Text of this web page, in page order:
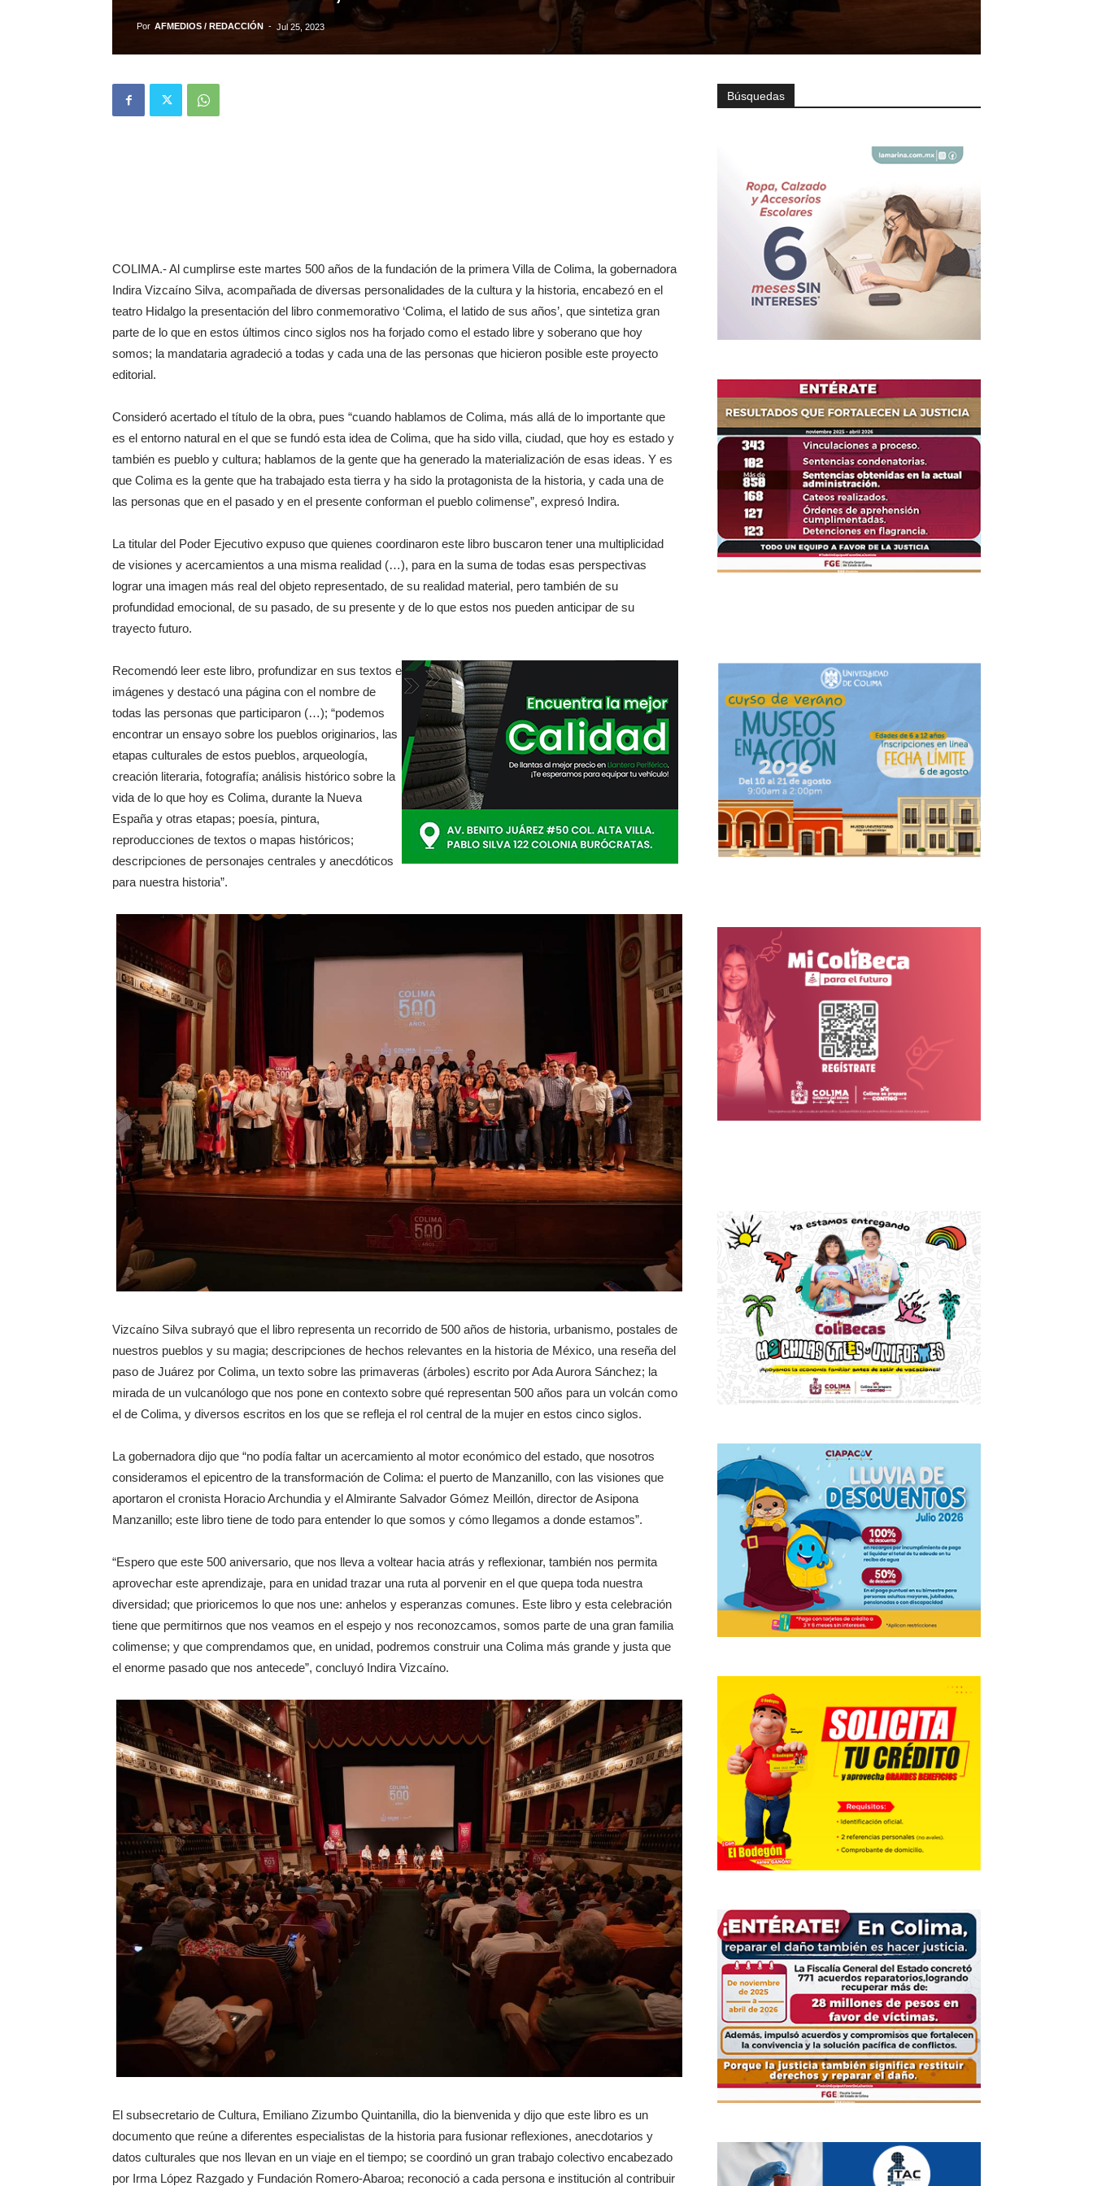
Por AFMEDIOS / REDACCIÓN - Jul 25, 2023
COLIMA.- Al cumplirse este martes 500 años de la fundación de la primera Villa de Colima, la gobernadora
Indira Vizcaíno Silva, acompañada de diversas personalidades de la cultura y la historia, encabezó en el
teatro Hidalgo la presentación del libro conmemorativo ‘Colima, el latido de sus años’, que sintetiza gran
parte de lo que en estos últimos cinco siglos nos ha forjado como el estado libre y soberano que hoy
somos; la mandataria agradeció a todas y cada una de las personas que hicieron posible este proyecto
editorial.
Consideró acertado el título de la obra, pues “cuando hablamos de Colima, más allá de lo importante que
es el entorno natural en el que se fundó esta idea de Colima, que ha sido villa, ciudad, que hoy es estado y
también es pueblo y cultura; hablamos de la gente que ha generado la materialización de esas ideas. Y es
que Colima es la gente que ha trabajado esta tierra y ha sido la protagonista de la historia, y cada una de
las personas que en el pasado y en el presente conforman el pueblo colimense”, expresó Indira.
La titular del Poder Ejecutivo expuso que quienes coordinaron este libro buscaron tener una multiplicidad
de visiones y acercamientos a una misma realidad (…), para en la suma de todas esas perspectivas
lograr una imagen más real del objeto representado, de su realidad material, pero también de su
profundidad emocional, de su pasado, de su presente y de lo que estos nos pueden anticipar de su
trayecto futuro.
Recomendó leer este libro, profundizar en sus textos e
imágenes y destacó una página con el nombre de
todas las personas que participaron (…); “podemos
encontrar un ensayo sobre los pueblos originarios, las
etapas culturales de estos pueblos, arqueología,
creación literaria, fotografía; análisis histórico sobre la
vida de lo que hoy es Colima, durante la Nueva
España y otras etapas; poesía, pintura,
reproducciones de textos o mapas históricos;
descripciones de personajes centrales y anecdóticos
para nuestra historia”.
Vizcaíno Silva subrayó que el libro representa un recorrido de 500 años de historia, urbanismo, postales de
nuestros pueblos y su magia; descripciones de hechos relevantes en la historia de México, una reseña del
paso de Juárez por Colima, un texto sobre las primaveras (árboles) escrito por Ada Aurora Sánchez; la
mirada de un vulcanólogo que nos pone en contexto sobre qué representan 500 años para un volcán como
el de Colima, y diversos escritos en los que se refleja el rol central de la mujer en estos cinco siglos.
La gobernadora dijo que “no podía faltar un acercamiento al motor económico del estado, que nosotros
consideramos el epicentro de la transformación de Colima: el puerto de Manzanillo, con las visiones que
aportaron el cronista Horacio Archundia y el Almirante Salvador Gómez Meillón, director de Asipona
Manzanillo; este libro tiene de todo para entender lo que somos y cómo llegamos a donde estamos”.
“Espero que este 500 aniversario, que nos lleva a voltear hacia atrás y reflexionar, también nos permita
aprovechar este aprendizaje, para en unidad trazar una ruta al porvenir en el que quepa toda nuestra
diversidad; que prioricemos lo que nos une: anhelos y esperanzas comunes. Este libro y esta celebración
tiene que permitirnos que nos veamos en el espejo y nos reconozcamos, somos parte de una gran familia
colimense; y que comprendamos que, en unidad, podremos construir una Colima más grande y justa que
el enorme pasado que nos antecede”, concluyó Indira Vizcaíno.
El subsecretario de Cultura, Emiliano Zizumbo Quintanilla, dio la bienvenida y dijo que este libro es un
documento que reúne a diferentes especialistas de la historia para fusionar reflexiones, anecdotarios y
datos culturales que nos llevan en un viaje en el tiempo; se coordinó un gran trabajo colectivo encabezado
por Irma López Razgado y Fundación Romero-Abaroa; reconoció a cada persona e institución al contribuir
Búsquedas